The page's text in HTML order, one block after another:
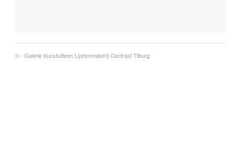
© - Galerie Kunstuitleen Lijstenmakerij Contrast Tilburg